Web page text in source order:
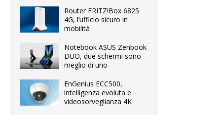
Router FRITZ!Box 6825
4G, l’ufficio sicuro in
mobilità
Notebook ASUS Zenbook
DUO, due schermi sono
meglio di uno
EnGenius ECC500,
intelligenza evoluta e
videosorveglianza 4K